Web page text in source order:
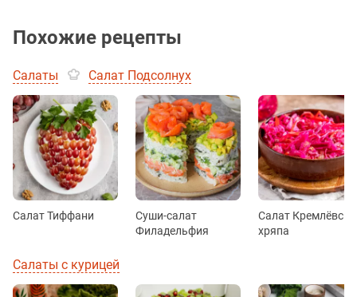
Похожие рецепты
Салаты Салат Подсолнух
Салат Тиффани
Суши-салат
Филадельфия
Салат
хряпа
Салаты с курицей